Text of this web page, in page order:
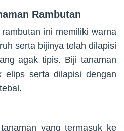
Rambutan
ini memiliki warna
serta bijinya telah dilapisi
agak tipis. Biji tanaman
elips serta dilapisi dengan
yang termasuk ke